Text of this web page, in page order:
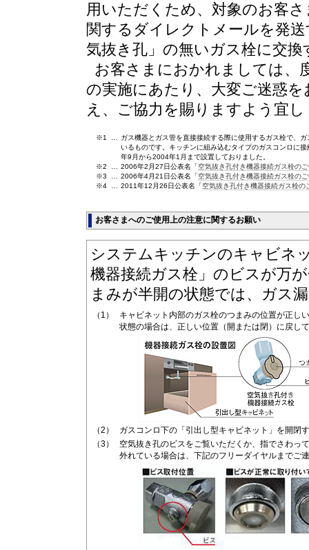
用いただくため、対象のお客
関するダイレクトメールを発
気抜き孔」の無いガス栓に交
お客さまにおかれましては、
の実施にあたり、大変ご迷惑
え、ご協力を賜りますよう宜
※1
ガス機器とガス管を直接接続する際に使用するガス栓で、
いるものです。キッチンに組み込むタイプのガスコンロに
年9月から2004年1月まで設置しておりました。
※2
2006年2月27日公表名「空気抜き孔付き機器接続ガス栓の
※3
2006年4月21日公表名「空気抜き孔付き機器接続ガス栓の
※4
2011年12月26日公表名「空気抜き孔付き機器接続ガス栓
お客さまへのご使用上の注意に関するお願い
システムキッチンのキャビネ
機器接続ガス栓」のビスが万
まみが半開の状態では、ガス
（1）
キャビネット内部のガス栓のつまみの位置が正し
状態の場合は、正しい位置（開または閉）に戻し
（2）
ガスコンロ下の「引出し型キャビネット」を開閉
（3）
空気抜き孔のビスをご覧いただくか、指でさわっ
外れている場合は、下記のフリーダイヤルまでご